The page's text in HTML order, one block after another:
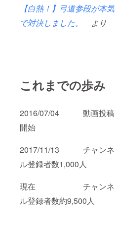
【白熱！】弓道参段が本気
で対決しました。
より
これまでの歩み
2016/07/04 動画投稿
開始
2017/11/13 チャンネ
ル登録者数1,000人
現在 チャンネ
ル登録者数約9,500人